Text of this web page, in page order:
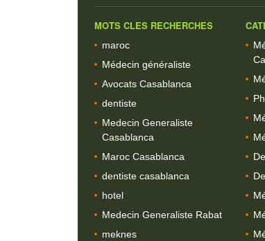
MOTS CLES RECHERCHES
maroc
Médecin généraliste
Avocats Casablanca
dentiste
Medecin Generaliste
Casablanca
Maroc Casablanca
dentiste casablanca
hotel
Medecin Generaliste Rabat
meknes